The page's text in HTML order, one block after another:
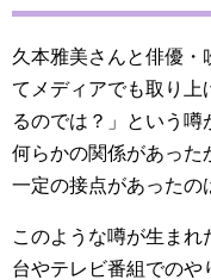
久本雅美さんと俳優・
てメディアでも取り上
るのでは？」という噂
何らかの関係があった
一定の接点があったの
このような噂が生ま
台やテレビ番組でのや